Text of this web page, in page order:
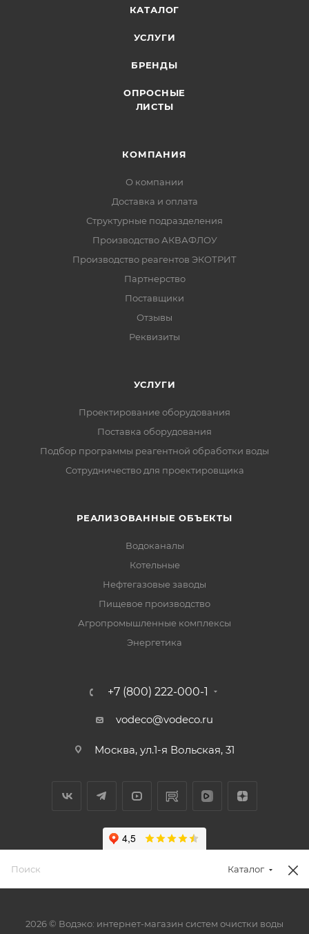
КАТАЛОГ
УСЛУГИ
БРЕНДЫ
ОПРОСНЫЕ
ЛИСТЫ
КОМПАНИЯ
О компании
Доставка и оплата
Структурные подразделения
Производство АКВАФЛОУ
Производство реагентов ЭКОТРИТ
Партнерство
Поставщики
Отзывы
Реквизиты
УСЛУГИ
Проектирование оборудования
Поставка оборудования
Подбор программы реагентной обработки воды
Сотрудничество для проектировщика
РЕАЛИЗОВАННЫЕ ОБЪЕКТЫ
Водоканалы
Котельные
Нефтегазовые заводы
Пищевое производство
Агропромышленные комплексы
Энергетика
+7 (800) 222-000-1
vodeco@vodeco.ru
Москва, ул.1-я Вольская, 31
2026 © Водэко: интернет-магазин систем очистки воды
Каталог